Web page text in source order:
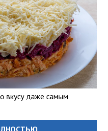
вкусу даже самым